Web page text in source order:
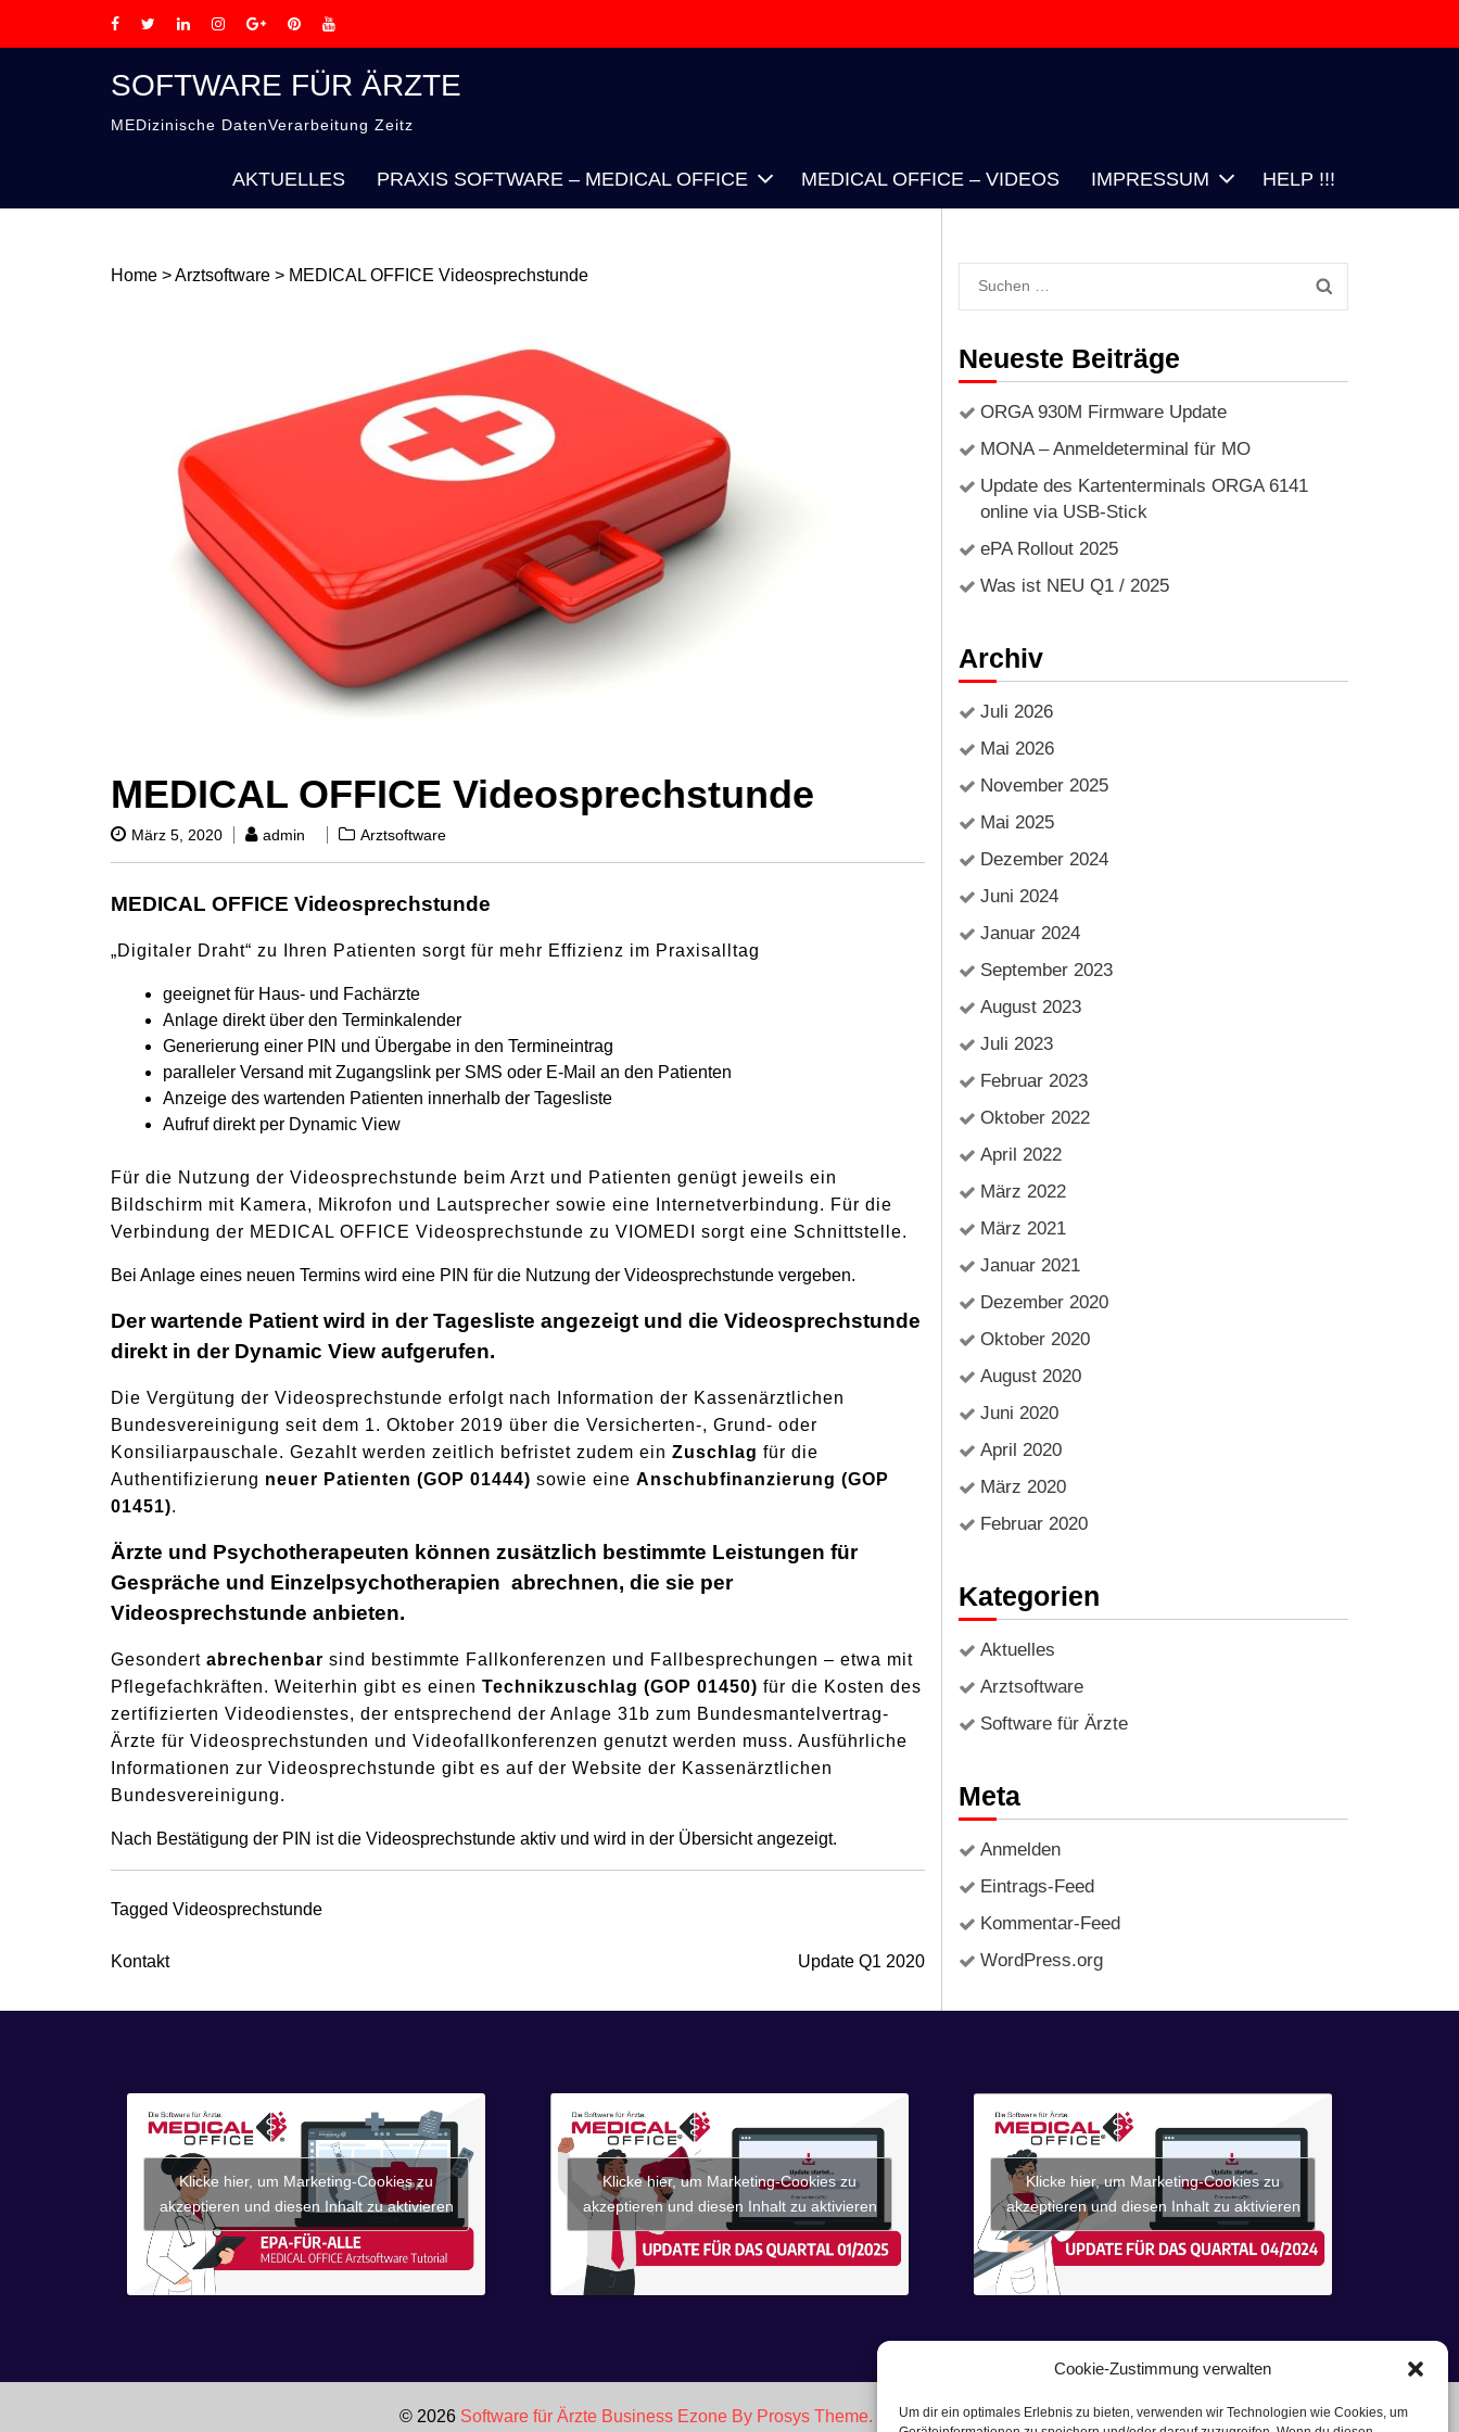
Cookie-Zustimmung verwalten
Um dir ein optimales Erlebnis zu bieten, verwenden wir Technologien wie Cookies, um
SOFTWARE FÜR ÄRZTE
MEDizinische DatenVerarbeitung Zeitz
AKTUELLES PRAXIS SOFTWARE – MEDICAL OFFICE MEDICAL OFFICE – VIDEOS IMPRESSUM HELP !!!
Home >Arztsoftware > MEDICAL OFFICE Videosprechstunde
MEDICAL OFFICE Videosprechstunde
März 5, 2020 admin Arztsoftware
MEDICAL OFFICE Videosprechstunde
„Digitaler Draht“ zu Ihren Patienten sorgt für mehr Effizienz im Praxisalltag
geeignet für Haus- und Fachärzte
Anlage direkt über den Terminkalender
Generierung einer PIN und Übergabe in den Termineintrag
paralleler Versand mit Zugangslink per SMS oder E-Mail an den Patienten
Anzeige des wartenden Patienten innerhalb der Tagesliste
Aufruf direkt per Dynamic View
Für die Nutzung der Videosprechstunde beim Arzt und Patienten genügt jeweils ein
Bildschirm mit Kamera, Mikrofon und Lautsprecher sowie eine Internetverbindung. Für die
Verbindung der MEDICAL OFFICE Videosprechstunde zu VIOMEDI sorgt eine Schnittstelle.
Bei Anlage eines neuen Termins wird eine PIN für die Nutzung der Videosprechstunde vergeben.
Der wartende Patient wird in der Tagesliste angezeigt und die Videosprechstunde
direkt in der Dynamic View aufgerufen.
Die Vergütung der Videosprechstunde erfolgt nach Information der Kassenärztlichen
Bundesvereinigung seit dem 1. Oktober 2019 über die Versicherten-, Grund- oder
Konsiliarpauschale. Gezahlt werden zeitlich befristet zudem ein Zuschlag für die
Authentifizierung neuer Patienten (GOP 01444) sowie eine Anschubfinanzierung (GOP
01451).
Ärzte und Psychotherapeuten können zusätzlich bestimmte Leistungen für
Gespräche und Einzelpsychotherapien abrechnen, die sie per
Videosprechstunde anbieten.
Gesondert abrechenbar sind bestimmte Fallkonferenzen und Fallbesprechungen – etwa mit
Pflegefachkräften. Weiterhin gibt es einen Technikzuschlag (GOP 01450) für die Kosten des
zertifizierten Videodienstes, der entsprechend der Anlage 31b zum Bundesmantelvertrag-
Ärzte für Videosprechstunden und Videofallkonferenzen genutzt werden muss. Ausführliche
Informationen zur Videosprechstunde gibt es auf der Website der Kassenärztlichen
Bundesvereinigung.
Nach Bestätigung der PIN ist die Videosprechstunde aktiv und wird in der Übersicht angezeigt.
Tagged Videosprechstunde
Kontakt Update Q1 2020
Neueste Beiträge
ORGA 930M Firmware Update
MONA – Anmeldeterminal für MO
Update des Kartenterminals ORGA 6141
online via USB-Stick
ePA Rollout 2025
Was ist NEU Q1 / 2025
Archiv
Juli 2026
Mai 2026
November 2025
Mai 2025
Dezember 2024
Juni 2024
Januar 2024
September 2023
August 2023
Juli 2023
Februar 2023
Oktober 2022
April 2022
März 2022
März 2021
Januar 2021
Dezember 2020
Oktober 2020
August 2020
Juni 2020
April 2020
März 2020
Februar 2020
Kategorien
Aktuelles
Arztsoftware
Software für Ärzte
Meta
Anmelden
Eintrags-Feed
Kommentar-Feed
WordPress.org
Klicke hier, um Marketing-Cookies zu
akzeptieren und diesen Inhalt zu aktivieren
Klicke hier, um Marketing-Cookies zu
akzeptieren und diesen Inhalt zu aktivieren
Klicke hier, um Marketing-Cookies zu
akzeptieren und diesen Inhalt zu aktivieren
© 2026 Software für Ärzte Business Ezone By Prosys Theme. Powered byWordPress